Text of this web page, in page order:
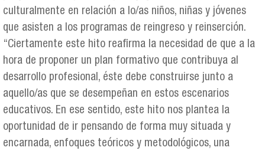
culturalmente en relación a lo/as niños, niñas y jóvenes
que asisten a los programas de reingreso y reinserción.
“Ciertamente este hito reafirma la necesidad de que a la
hora de proponer un plan formativo que contribuya al
desarrollo profesional, éste debe construirse junto a
aquello/as que se desempeñan en estos escenarios
educativos. En ese sentido, este hito nos plantea la
oportunidad de ir pensando de forma muy situada y
encarnada, enfoques teóricos y metodológicos, una